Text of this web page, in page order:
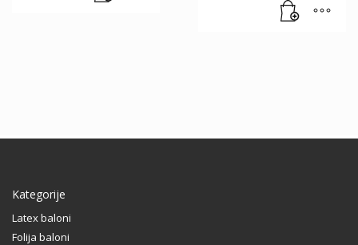
Kategorije
Latex baloni
Folija baloni